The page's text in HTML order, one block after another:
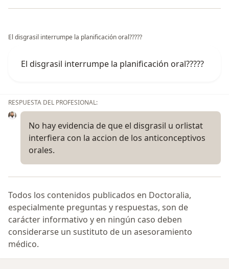
El disgrasil interrumpe la planificación oral?????
El disgrasil interrumpe la planificación oral?????
RESPUESTA DEL PROFESIONAL:
No hay evidencia de que el disgrasil u orlistat
interfiera con la accion de los anticonceptivos
orales.
Todos los contenidos publicados en Doctoralia,
especialmente preguntas y respuestas, son de
carácter informativo y en ningún caso deben
considerarse un sustituto de un asesoramiento
médico.